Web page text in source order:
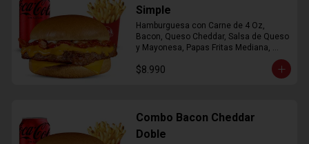
Simple
Hamburguesa con Carne de 4 Oz,
Bacon, Queso Cheddar, Salsa de Queso
y Mayonesa, Papas Fritas Mediana,
$8.990
Combo Bacon Cheddar
Doble